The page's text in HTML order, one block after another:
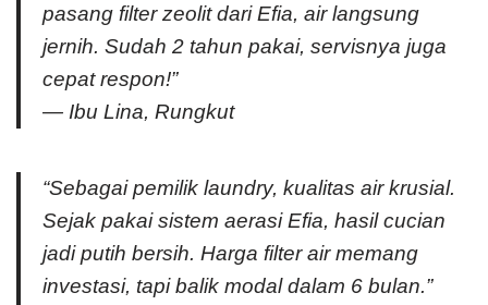
pasang filter zeolit dari Efia, air langsung
jernih. Sudah 2 tahun pakai, servisnya juga
cepat respon!”
— Ibu Lina, Rungkut
“Sebagai pemilik laundry, kualitas air krusial.
Sejak pakai sistem aerasi Efia, hasil cucian
jadi putih bersih. Harga filter air memang
investasi, tapi balik modal dalam 6 bulan.”